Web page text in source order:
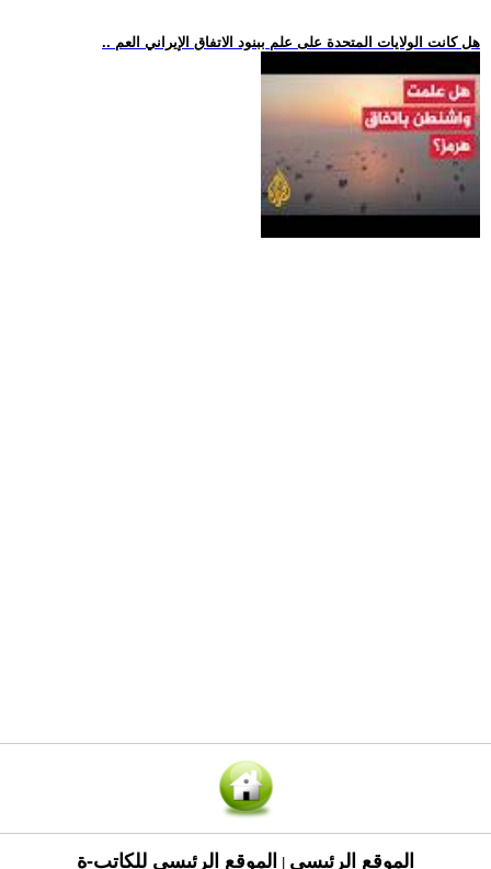
.. هل كانت الولايات المتحدة على علم ببنود الاتفاق الإيراني العم
الموقع الرئيسي الموقع الرئيسي للكاتب-ة